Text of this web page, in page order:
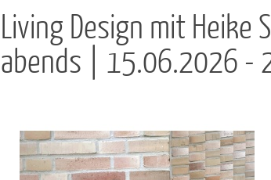
Living Design mit Heike
abends | 15.06.2026 -